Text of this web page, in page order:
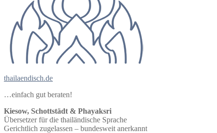
thailaendisch.de
…einfach gut beraten!
Kiesow, Schottstädt & Phayaksri
Übersetzer für die thailändische Sprache
Gerichtlich zugelassen – bundesweit anerkannt